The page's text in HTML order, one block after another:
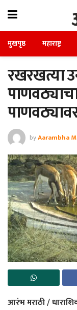
मुखपृष्ठ महाराष्ट्र
रखरखत्या
byAarambha
आरंभ मराठी /